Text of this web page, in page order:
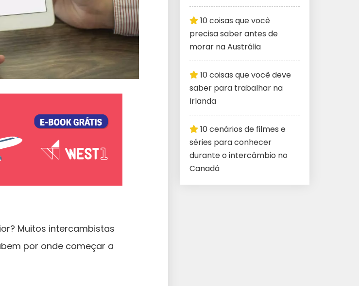
Muitos intercambistas
por onde começar a
10 coisas que você
precisa saber antes de
morar na Austrália
10 coisas que você deve
saber para trabalhar na
Irlanda
10 cenários de filmes e
séries para conhecer
durante o intercâmbio no
Canadá